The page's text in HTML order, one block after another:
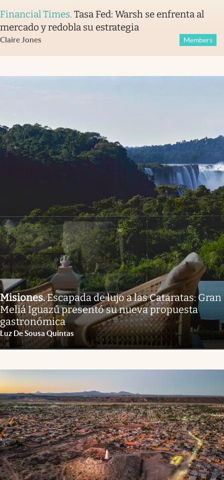
Financial Times. Tasa Fed: Warsh se enfrenta al
mercado y redobla su estrategia
Claire Jones Members
Misiones.Escapada de lujo a las Cataratas: Gran
Meliá Iguazú presentó su nueva propuesta
gastronómica
Luz De Sousa Quintas